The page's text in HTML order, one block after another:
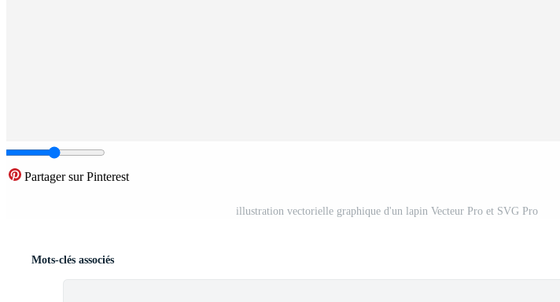
Partager sur Pinterest
illustration vectorielle graphique d'un lapin Vecteur Pro et SVG Pro
Mots-clés associés